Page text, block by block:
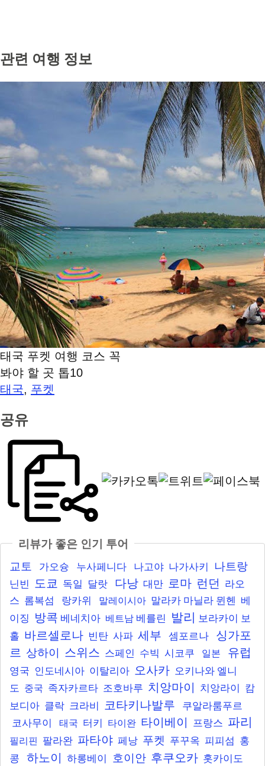
관련 여행 정보
태국 푸켓 여행 코스 꼭
봐야 할 곳 톱10
태국, 푸켓
공유
리뷰가 좋은 인기 투어
교토 가오슝 누사페니다 나고야 나가사키 나트랑
닌빈 도쿄 독일 달랏 다낭 대만 로마 런던 라오
스 롬복섬 랑카위 말레이시아 말라카 마닐라 뮌헨 베
이징 방콕 베네치아 베트남 베를린 발리 보라카이 보
홀 바르셀로나 빈탄 사파 세부 셈포르나
싱가포
르 상하이 스위스 스페인 수빅 시코쿠 일본 유럽
영국 인도네시아 이탈리아 오사카 오키나와 엘니
도 중국 족자카르타 조호바루 치앙마이 치앙라이 캄
보디아 클락 크라비 코타키나발루
쿠알라룸푸르
코사무이
태국 터키 타이완 타이베이 프랑스 파리
필리핀 팔라완 파타야 페낭 푸켓 푸꾸옥 피피섬 홍
콩
하노이 하롱베이 호이안 후쿠오카 홋카이도